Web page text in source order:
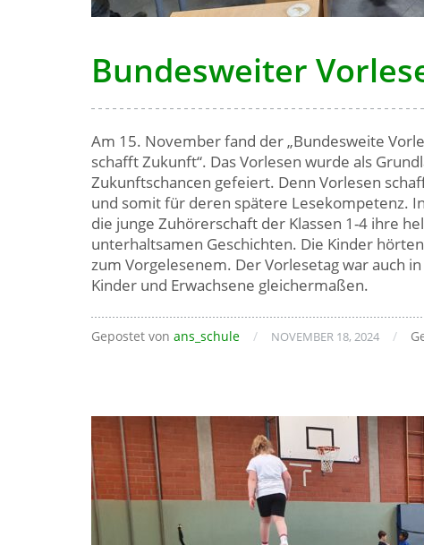
Bundesweiter
Am 15. November fand der „Bundesweite
schafft Zukunft“. Das Vorlesen wurde als
Zukunftschancen gefeiert. Denn Vorlesen
und somit für deren spätere Lesekompetenz.
die junge Zuhörerschaft der Klassen 1-4 ihre
unterhaltsamen Geschichten. Die Kinder
zum Vorgelesenem. Der Vorlesetag war auch
Kinder und Erwachsene gleichermaßen.
Gepostet von ans_schule / NOVEMBER 18, 2024 /